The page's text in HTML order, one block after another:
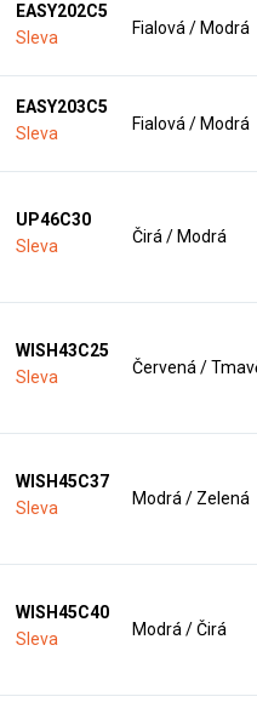
EASY202C5
Sleva
Fialová / Modrá
EASY203C5
Sleva
Fialová / Modrá
UP46C30
Sleva
Čirá / Modrá
WISH43C25
Sleva
Červená /
WISH45C37
Sleva
Modrá / Zelená
WISH45C40
Sleva
Modrá / Čirá